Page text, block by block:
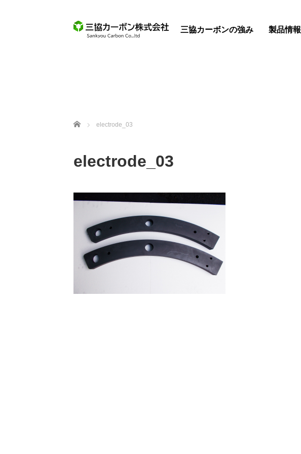
三協カーボンの強み 製品情報
ホーム electrode_03
electrode_03